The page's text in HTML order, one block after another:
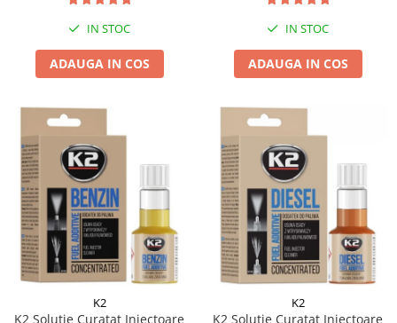
IN STOC
ADAUGA IN COS
IN STOC
ADAUGA IN COS
K2
K2 Solutie Curatat Injectoare
K2
K2 Solutie Curatat Injectoare